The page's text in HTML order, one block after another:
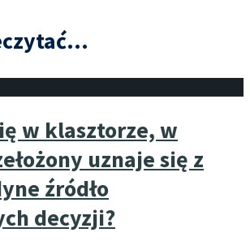
w klasztorze, w
uznaje się z
źródło
decyzji?